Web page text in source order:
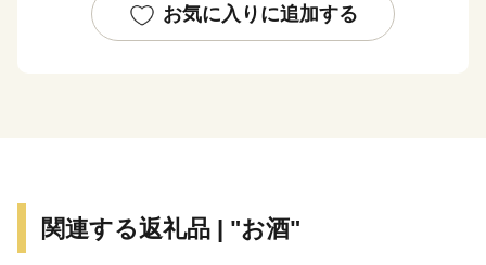
基づき「星が降（くだ）った松～降り松」から下松の地
名につながったと言われています。
・お礼の品は、下松市外にお住まいの方に限りお届けし
お気に入りに追加する
関連する返礼品 | "お酒"